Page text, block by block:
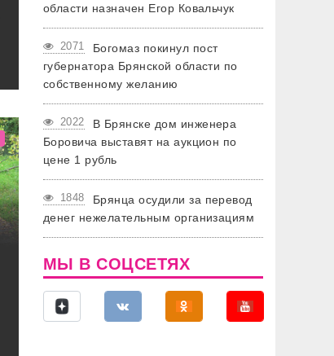
области назначен Егор Ковальчук
2071
Богомаз покинул пост
губернатора Брянской области по
собственному желанию
2022
В Брянске дом инженера
Боровича выставят на аукцион по
цене 1 рубль
1848
Брянца осудили за перевод
денег нежелательным организациям
МЫ В СОЦСЕТЯХ